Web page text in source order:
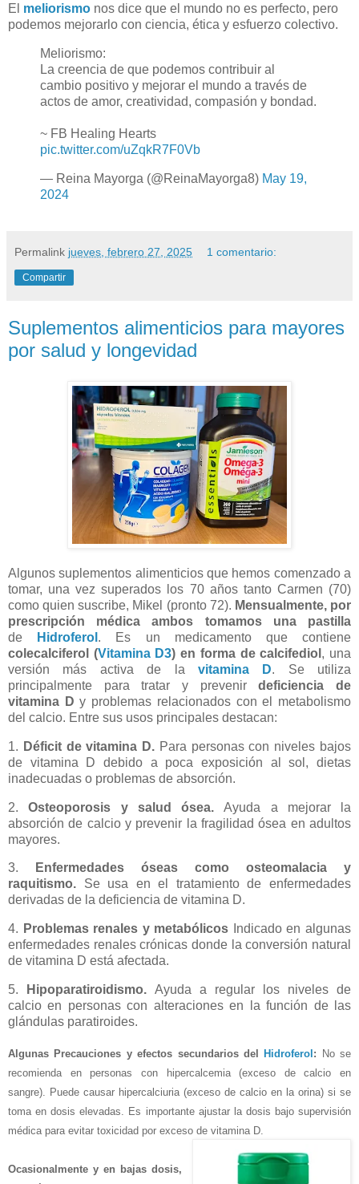
El meliorismo nos dice que el mundo no es perfecto, pero
podemos mejorarlo con ciencia, ética y esfuerzo colectivo.
Meliorismo:
La creencia de que podemos contribuir al
cambio positivo y mejorar el mundo a través de
actos de amor, creatividad, compasión y bondad.
~ FB Healing Hearts
pic.twitter.com/uZqkR7F0Vb
— Reina Mayorga (@ReinaMayorga8) May 19,
2024
Permalink jueves, febrero 27, 2025 1 comentario:
Compartir
Suplementos alimenticios para mayores
por salud y longevidad
Algunos suplementos alimenticios que hemos comenzado a
tomar, una vez superados los 70 años tanto Carmen (70)
como quien suscribe, Mikel (pronto 72). Mensualmente, por
prescripción médica ambos tomamos una pastilla
de
Hidroferol . Es un medicamento que contiene
colecalciferol (Vitamina D3) en forma de calcifediol , una
versión más activa de la vitamina D. Se utiliza
principalmente para tratar y prevenirdeficiencia de
vitamina D y problemas relacionados con el metabolismo
del calcio. Entre sus usos principales destacan:
1. Déficit de vitamina D. Para personas con niveles bajos
de vitamina D debido a poca exposición al sol, dietas
inadecuadas o problemas de absorción.
2.Osteoporosis y salud ósea.Ayuda a mejorar la
absorción de calcio y prevenir la fragilidad ósea en adultos
mayores.
3.
Enfermedades óseas como osteomalacia y
raquitismo. Se usa en el tratamiento de enfermedades
derivadas de la deficiencia de vitamina D.
4. Problemas renales y metabólicos Indicado en algunas
enfermedades renales crónicas donde la conversión natural
de vitamina D está afectada.
5. Hipoparatiroidismo. Ayuda a regular los niveles de
calcio en personas con alteraciones en la función de las
glándulas paratiroides.
Algunas Precauciones y efectos secundarios del Hidroferol :
No se
recomienda en personas con hipercalcemia(exceso de calcio en
sangre). Puede causar hipercalciuria (exceso de calcio en la orina) si se
toma en dosis elevadas. Es importante ajustar la dosis bajo supervisión
médica para evitar toxicidad por exceso de vitamina D.
Ocasionalmente y en bajas dosis,